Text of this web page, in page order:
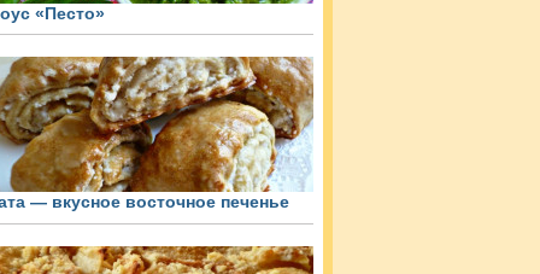
«Песто»
— вкусное восточное печенье